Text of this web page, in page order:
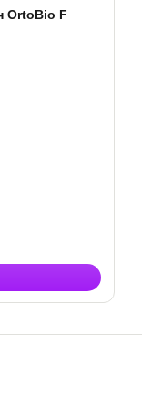
OrtoBio F